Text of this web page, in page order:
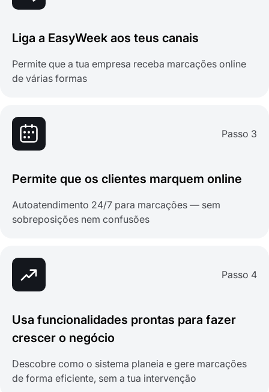
Liga a EasyWeek aos teus canais
Permite que a tua empresa receba marcações online
de várias formas
Passo 3
Permite que os clientes marquem online
Autoatendimento 24/7 para marcações — sem
sobreposições nem confusões
Passo 4
Usa funcionalidades prontas para fazer
crescer o negócio
Descobre como o sistema planeia e gere marcações
de forma eficiente, sem a tua intervenção